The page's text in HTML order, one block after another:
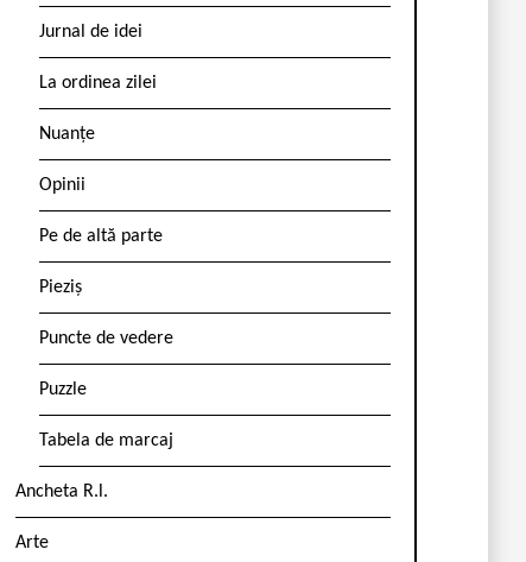
Jurnal de idei
La ordinea zilei
Nuanțe
Opinii
Pe de altă parte
Pieziș
Puncte de vedere
Puzzle
Tabela de marcaj
Ancheta R.l.
Arte